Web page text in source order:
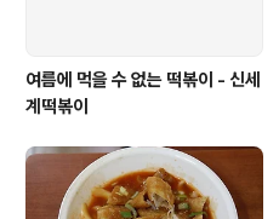
여름에 먹을 수 없는 떡볶이 - 신세
계떡볶이